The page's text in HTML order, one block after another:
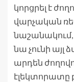
կորցրել է
վարչական
նաշանակում,
նա չունի այլ
արդեն
էլեկտորատը